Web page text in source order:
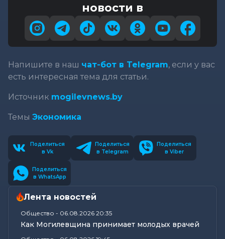
новости в
Напишите в наш чат-бот в Telegram, если у вас
есть интересная тема для статьи.
Источник mogilevnews.by
Темы Экономика
Поделиться
в Vk
Поделиться
в Telegram
Поделиться
в Viber
Поделиться
в WhatsApp
Лента новостей
Общество - 06.08.2026 20:35
Как Могилевщина принимает молодых врачей